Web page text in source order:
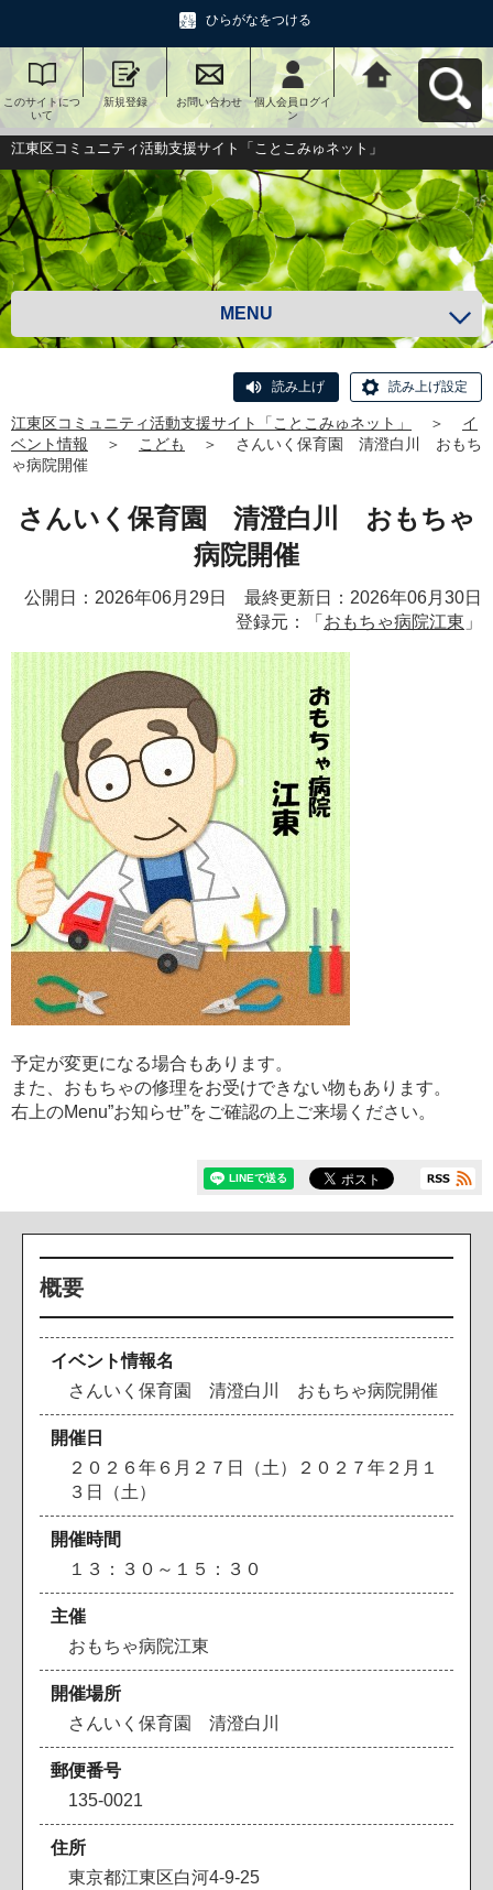
ひらがなをつける
このサイトにつ
いて
新規登録 お問い合わせ
個人会員ログイ
ン
江東区コミュニ
ティ活動支援サ
イト「ことこみ
ゅネット」へ戻
る
江東区コミュニティ活動支援サイト「ことこみゅネット」
MENU
読み上げ 読み上げ設定
江東区コミュニティ活動支援サイト「ことこみゅネット」 ＞
イ
ベント情報
＞ こども ＞
さんいく保育園 清澄白川 おもち
ゃ病院開催
さんいく保育園 清澄白川 おもちゃ
病院開催
公開日：2026年06月29日 最終更新日：2026年06月30日
登録元：「 おもちゃ病院江東 」
予定が変更になる場合もあります。
また、おもちゃの修理をお受けできない物もあります。
右上のMenu”お知らせ”をご確認の上ご来場ください。
概要
イベント情報名
さんいく保育園 清澄白川 おもちゃ病院開催
開催日
２０２６年６月２７日（土）２０２７年２月１
３日（土）
開催時間
１３：３０～１５：３０
主催
おもちゃ病院江東
開催場所
さんいく保育園 清澄白川
郵便番号
135-0021
住所
東京都江東区白河4-9-25